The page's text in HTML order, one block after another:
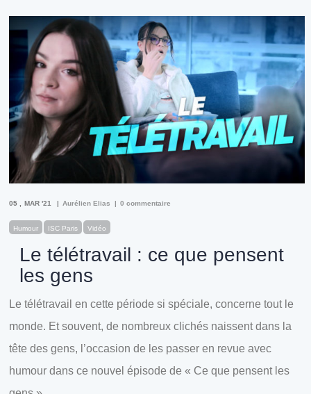
05 MAR '21 Aurélien Elias 0 commentaire
Humour ISC Paris Vidéo
Le télétravail : ce que pensent
les gens
Le télétravail en cette période si spéciale, concerne tout le
monde. Et souvent, de nombreux clichés naissent dans la
tête des gens, l’occasion de les passer en revue avec
humour dans ce nouvel épisode de « Ce que pensent les